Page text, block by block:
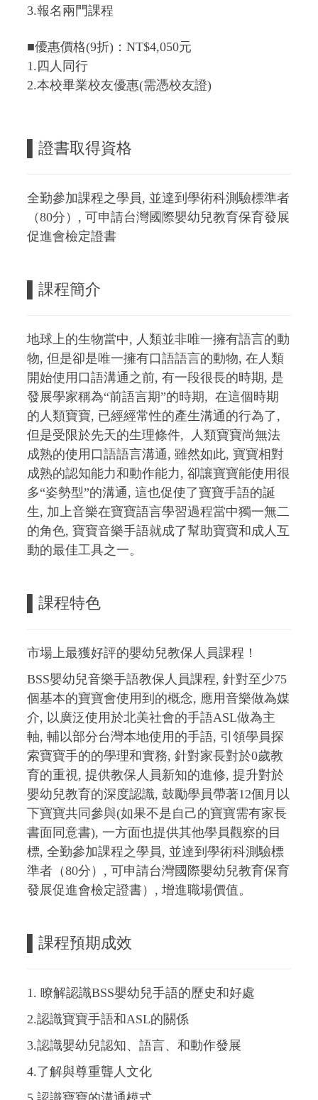
3.報名兩門課程
■優惠價格(9折)：NT$4,050元
1.四人同行
2.本校畢業校友優惠(需憑校友證)
▌證書取得資格
全勤參加課程之學員, 並達到學術科測驗標準者
（80分）, 可申請台灣國際嬰幼兒教育保育發展
促進會檢定證書
▌課程簡介
地球上的生物當中, 人類並非唯一擁有語言的動
物, 但是卻是唯一擁有口語語言的動物, 在人類
開始使用口語溝通之前, 有一段很長的時期, 是
發展學家稱為“前語言期”的時期, 在這個時期
的人類寶寶, 已經經常性的產生溝通的行為了,
但是受限於先天的生理條件, 人類寶寶尚無法
成熟的使用口語語言溝通, 雖然如此, 寶寶相對
成熟的認知能力和動作能力, 卻讓寶寶能使用很
多“姿勢型”的溝通, 這也促使了寶寶手語的誕
生, 加上音樂在寶寶語言學習過程當中獨一無二
的角色, 寶寶音樂手語就成了幫助寶寶和成人互
動的最佳工具之一。
▌課程特色
市場上最獲好評的嬰幼兒教保人員課程！
BSS嬰幼兒音樂手語教保人員課程, 針對至少75
個基本的寶寶會使用到的概念, 應用音樂做為媒
介, 以廣泛使用於北美社會的手語ASL做為主
軸, 輔以部分台灣本地使用的手語, 引領學員探
索寶寶手的的學理和實務, 針對家長對於0歲教
育的重視, 提供教保人員新知的進修, 提升對於
嬰幼兒教育的深度認識, 鼓勵學員帶著12個月以
下寶寶共同參與(如果不是自己的寶寶需有家長
書面同意書), 一方面也提供其他學員觀察的目
標, 全勤參加課程之學員, 並達到學術科測驗標
準者（80分）, 可申請台灣國際嬰幼兒教育保育
發展促進會檢定證書）, 增進職場價值。
▌課程預期成效
1. 瞭解認識BSS嬰幼兒手語的歷史和好處
2.認識寶寶手語和ASL的關係
3.認識嬰幼兒認知、語言、和動作發展
4.了解與尊重聾人文化